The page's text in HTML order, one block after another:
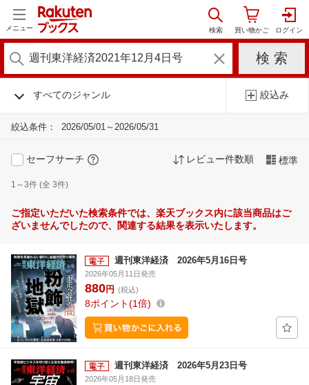
メニュー
すべてのジャンル 絞込み
絞込条件： 2026/05/01～2026/05/31
セーフサーチ レビュー件数順 標準
1～3件 (全 3件)
ご指定いただいた検索条件では、楽天ブックス内に該当商品はご
ざいませんでしたので、関連する結果を表示いたします。
週刊東洋経済 2026年5月16日号
2026年05月11日発売
880円 (税込)
8ポイント 1倍
週刊東洋経済 2026年5月23日号
2026年05月18日発売